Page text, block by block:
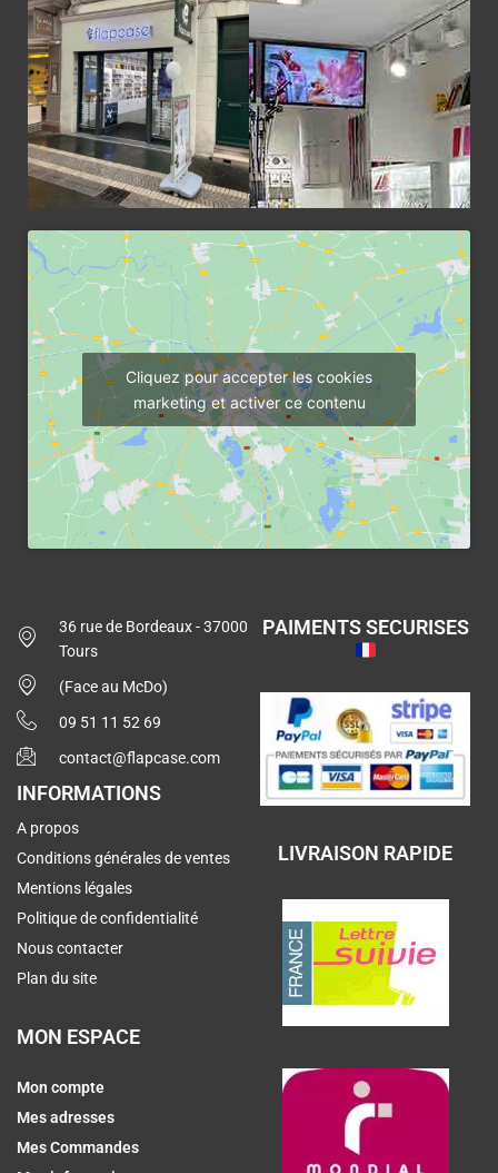
Cliquez pour accepter les cookies
marketing et activer ce contenu
36 rue de Bordeaux - 37000
Tours
(Face au McDo)
09 51 11 52 69
contact@flapcase.com
INFORMATIONS
A propos
Conditions générales de ventes
Mentions légales
Politique de confidentialité
Nous contacter
Plan du site
MON ESPACE
Mon compte
Mes adresses
Mes Commandes
PAIMENTS SECURISES
LIVRAISON RAPIDE